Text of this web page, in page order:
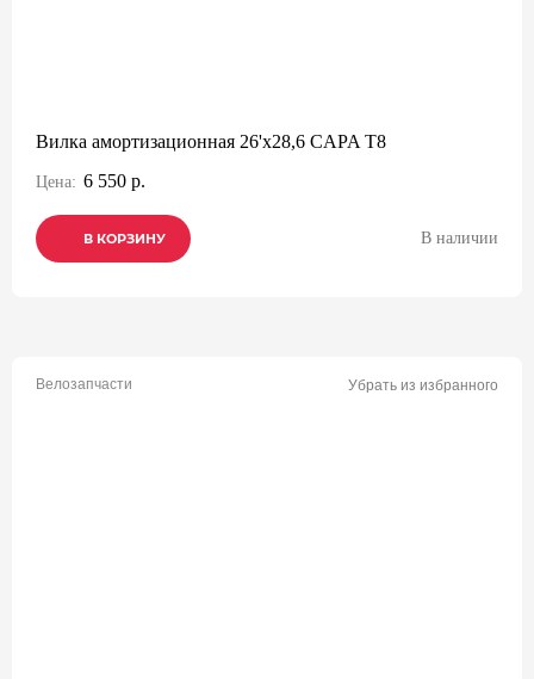
Вилка амортизационная 26'х28,6 CAPA T8
Цена: 6 550 р.
В КОРЗИНУ
В КОРЗИНУ
В КОРЗИНУ В наличии
Велозапчасти Убрать из избранного